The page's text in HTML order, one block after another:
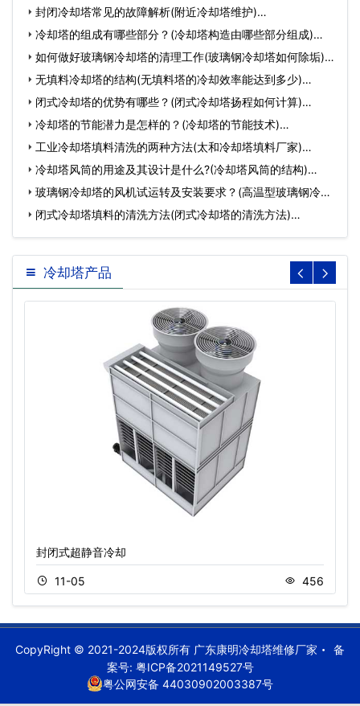
封闭冷却塔常见的故障解析(附近冷却塔维护)…
冷却塔的组成有哪些部分？(冷却塔构造由哪些部分组成)…
如何做好玻璃钢冷却塔的清理工作(玻璃钢冷却塔如何除垢)…
无填料冷却塔的结构(无填料塔的冷却效率能达到多少)…
闭式冷却塔的优势有哪些？(闭式冷却塔扬程如何计算)…
冷却塔的节能潜力是怎样的？(冷却塔的节能技术)…
工业冷却塔填料清洗的两种方法(太和冷却塔填料厂家)…
冷却塔风筒的用途及其设计是什么?(冷却塔风筒的结构)…
玻璃钢冷却塔的风机试运转及安装要求？(高温型玻璃钢冷却
塔型…
闭式冷却塔填料的清洗方法(闭式冷却塔的清洗方法)…
冷却塔产品
封闭式超静音冷却
11-05 456
CopyRight © 2021-2024版权所有 广东康明冷却塔维修厂家
备
案号: 粤ICP备2021149527号
粤公网安备 44030902003387号